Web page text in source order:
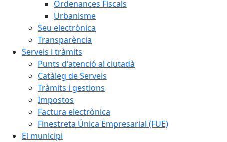
Ordenances Fiscals
Urbanisme
Seu electrònica
Transparència
Serveis i tràmits
Punts d'atenció al ciutadà
Catàleg de Serveis
Tràmits i gestions
Impostos
Factura electrònica
Finestreta Única Empresarial (FUE)
El municipi